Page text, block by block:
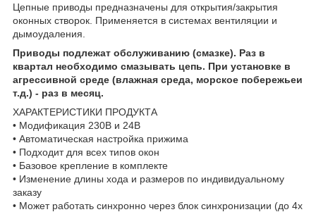
Цепные приводы предназначены для открытия/закрытия
оконных створок. Применяется в системах вентиляции и
дымоудаления.
Приводы подлежат обслуживанию (смазке). Раз в
квартал необходимо смазывать цепь. При установке в
агрессивной среде (влажная среда, морское побережьеи
т.д.) - раз в месяц.
ХАРАКТЕРИСТИКИ ПРОДУКТА
• Модификация 230В и 24В
• Автоматическая настройка прижима
• Подходит для всех типов окон
• Базовое крепление в комплекте
• Изменение длины хода и размеров по индивидуальному
заказу
• Может работать синхронно через блок синхронизации (до 4х